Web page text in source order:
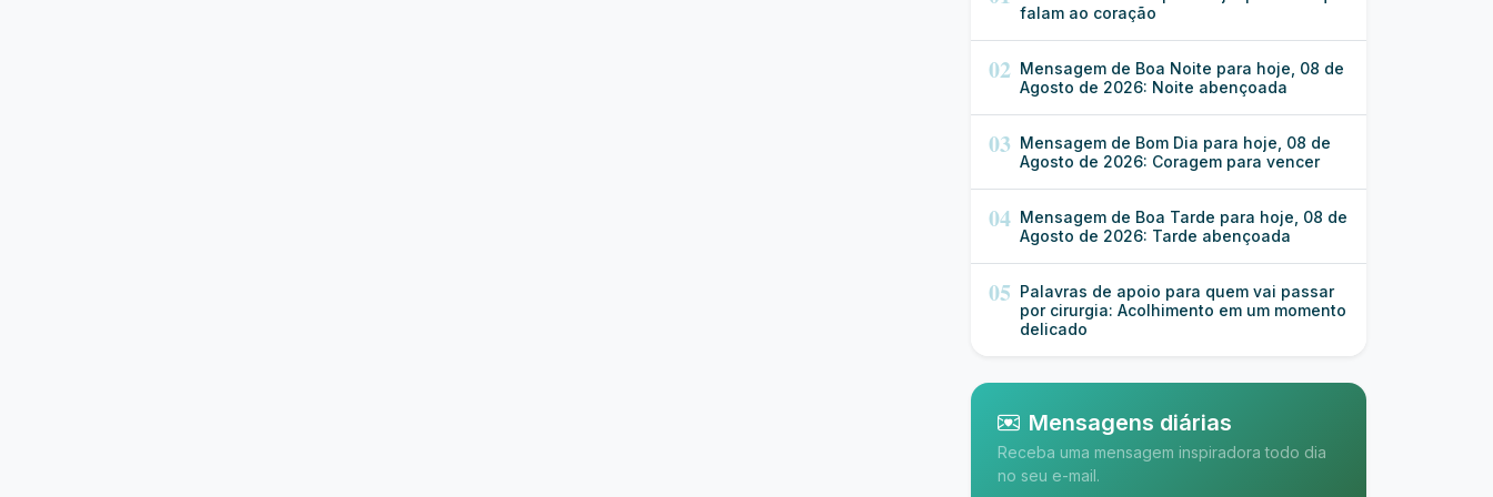
falam ao coração
02 Mensagem de Boa Noite para hoje, 08 de
Agosto de 2026: Noite abençoada
03 Mensagem de Bom Dia para hoje, 08 de
Agosto de 2026: Coragem para vencer
04 Mensagem de Boa Tarde para hoje, 08 de
Agosto de 2026: Tarde abençoada
05 Palavras de apoio para quem vai passar
por cirurgia: Acolhimento em um momento
delicado
Mensagens diárias
Receba uma mensagem inspiradora todo dia
no seu e-mail.